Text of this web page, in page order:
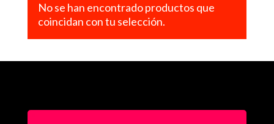
No se han encontrado productos que
coincidan con tu selección.